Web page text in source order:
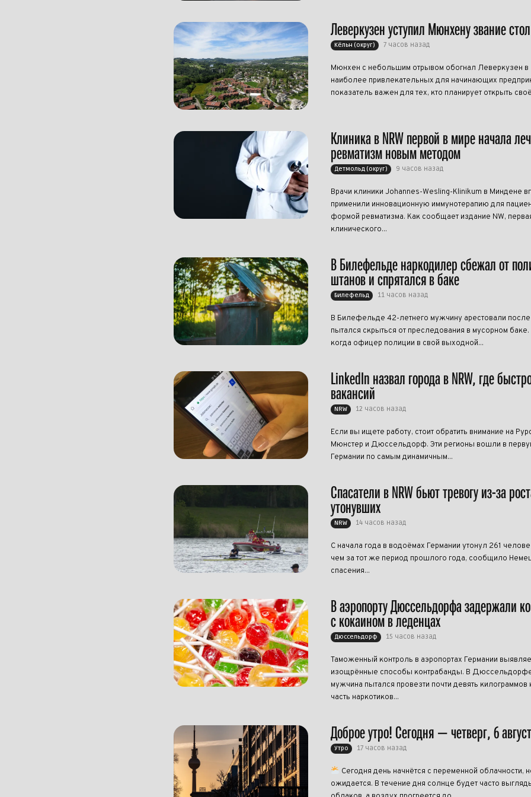
Леверкузен уступил Мюнхену звание
Кёльн (округ) 7 часов назад
Мюнхен с небольшим отрывом обогнал Леверкузен в
наиболее привлекательных для начинающих
показатель важен для тех, кто планирует открыть
Клиника в NRW первой в мире начала
ревматизм новым методом
Детмольд (округ) 9 часов назад
Врачи клиники Johannes-Wesling-Klinikum в Миндене
применили инновационную иммунотерапию для
формой ревматизма. Как сообщает издание NW,
клинического...
В Билефельде наркодилер сбежал от
штанов и спрятался в баке
Билефельд 11 часов назад
В Билефельде 42-летнего мужчину арестовали после
пытался скрыться от преследования в мусорном
когда офицер полиции в свой выходной...
LinkedIn назвал города в NRW, где
вакансий
NRW 12 часов назад
Если вы ищете работу, стоит обратить внимание на
Мюнстер и Дюссельдорф. Эти регионы вошли в
Германии по самым динамичным...
Спасатели в NRW бьют тревогу из-за
утонувших
NRW 14 часов назад
С начала года в водоёмах Германии утонул 261
чем за тот же период прошлого года, сообщило
спасения...
В аэропорту Дюссельдорфа задержали
с кокаином в леденцах
Дюссельдорф 15 часов назад
Таможенный контроль в аэропортах Германии
изощрённые способы контрабанды. В
мужчина пытался провезти почти девять килограммов
часть наркотиков...
Доброе утро! Сегодня — четверг, 6
Утро 17 часов назад
Сегодня день начнётся с переменной облачности,
ожидается. В течение дня солнце будет часто